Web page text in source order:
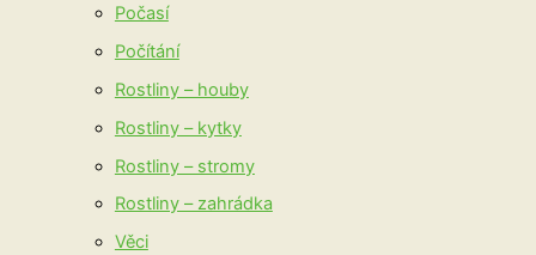
Počasí
Počítání
Rostliny – houby
Rostliny – kytky
Rostliny – stromy
Rostliny – zahrádka
Věci